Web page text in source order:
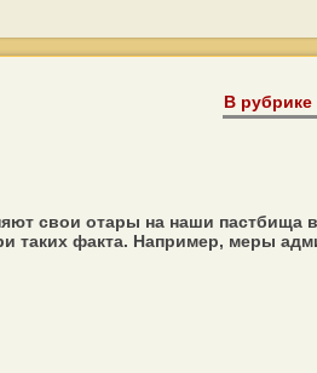
В
свои отары на наши
таких факта. Например, меры